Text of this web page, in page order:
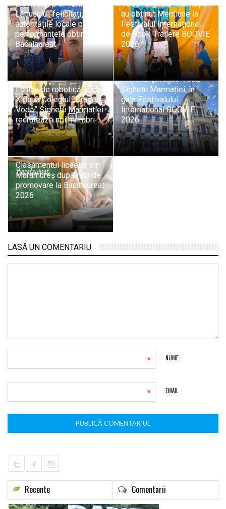
Elevii de 10 ai Țării
Lăpușului, felicitați de
autoritățile locale pentru
performanțele obținute la
Bacalaureat
Vodă” Sighetu Marmației
au obținut Mențiune la
Festivalul Internațional
de Book-Trailere BOOVIE
2026
Echipa de robotică Tech-
X de la Colegiul „Dragoș
Vodă” Sighetu Marmației
recrutează noi membri
Elevii de la Colegiul
Național „Dragoș Vodă”
Sighetu Marmației, în
gala Festivalului
Internațional BOOVIE
2026
Clasamentul liceelor din
Maramureș după rata de
promovare la Bacalaureat
2026
LASĂ UN COMENTARIU
NUME
*
EMAIL
*
Recente Comentarii